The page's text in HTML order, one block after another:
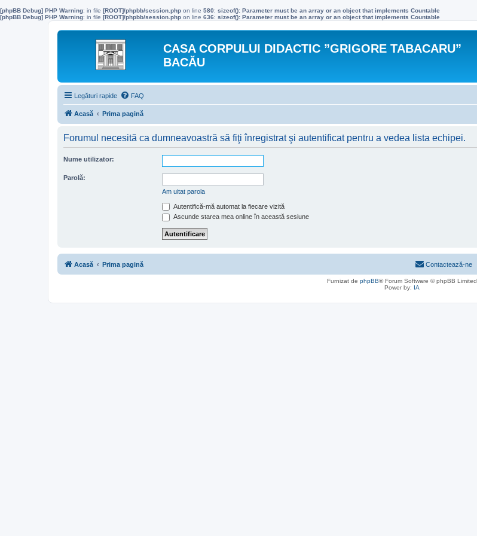
[phpBB Debug] PHP Warning: in file [ROOT]/phpbb/session.php on line 580: sizeof(): Parameter must be an array or an object that implements Countable
[phpBB Debug] PHP Warning: in file [ROOT]/phpbb/session.php on line 636: sizeof(): Parameter must be an array or an object that implements Countable
CASA CORPULUI DIDACTIC ”GRIGORE TABACARU”
BACĂU
Legături rapide FAQ
Acasă Prima pagină
Forumul necesită ca dumneavoastră să fiţi înregistrat şi autentificat pentru a vedea lista echipei.
Nume utilizator:
Parolă:
Am uitat parola
Autentifică-mă automat la fiecare vizită
Ascunde starea mea online în această sesiune
Acasă Prima pagină Contactează-ne
Furnizat de phpBB® Forum Software © phpBB Limited
Power by: IA